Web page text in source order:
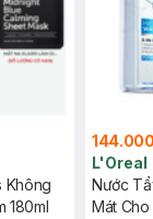
Không
180ml
L'Oreal
Nước
Mát Cho